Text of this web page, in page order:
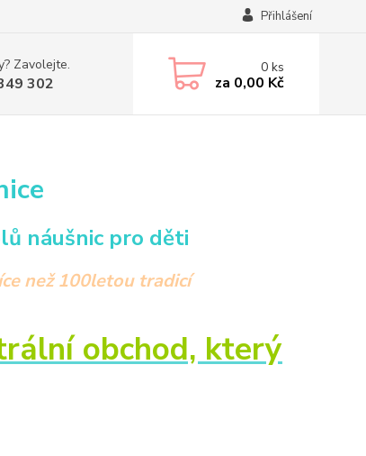
Přihlášení
Zavolejte.
302
0ks
za 0,00 Kč
náušnic pro děti
než 100letou tradicí
obchod, který